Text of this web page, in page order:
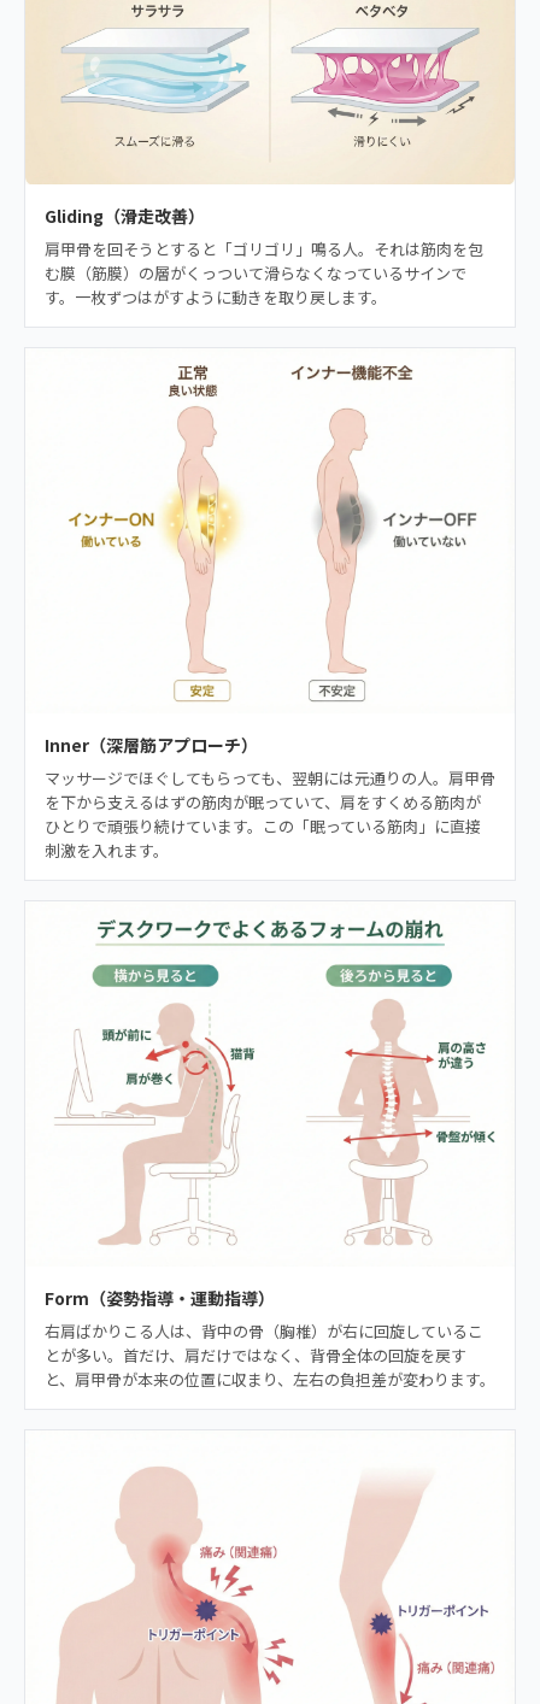
Gliding（滑走改善）
肩甲骨を回そうとすると「ゴリゴリ」鳴る人。それは筋肉を包
む膜（筋膜）の層がくっついて滑らなくなっているサインで
す。一枚ずつはがすように動きを取り戻します。
Inner（深層筋アプローチ）
マッサージでほぐしてもらっても、翌朝には元通りの人。肩甲骨
を下から支えるはずの筋肉が眠っていて、肩をすくめる筋肉が
ひとりで頑張り続けています。この「眠っている筋肉」に直接
刺激を入れます。
Form（姿勢指導・運動指導）
右肩ばかりこる人は、背中の骨（胸椎）が右に回旋しているこ
とが多い。首だけ、肩だけではなく、背骨全体の回旋を戻す
と、肩甲骨が本来の位置に収まり、左右の負担差が変わります。